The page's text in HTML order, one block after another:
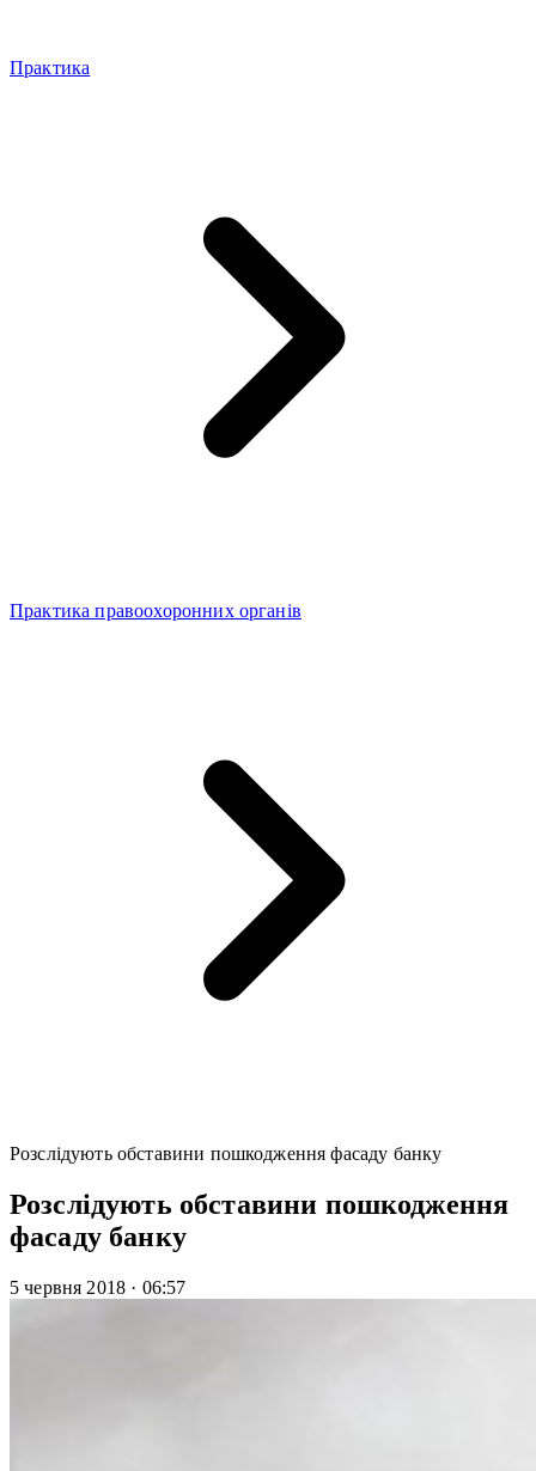
Практика
Практика правоохоронних органів
Розслідують обставини пошкодження фасаду банку
Розслідують обставини пошкодження
фасаду банку
5 червня 2018 · 06:57